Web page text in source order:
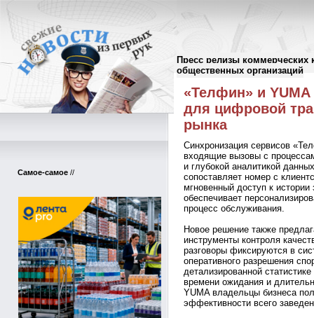
Пресс релизы коммерческих
общественных организаций
Самое-самое //
Пресс-релизы//
«Телфин» и
для цифровой
рынка
Синхронизация сервисов
входящие вызовы с
и глубокой аналитикой
сопоставляет номер с
мгновенный доступ к истории
обеспечивает
процесс обслуживания.
Новое решение также
инструменты контроля
разговоры фиксируются в
оперативного разрешения
детализированной
времени ожидания и
YUMA владельцы бизнеса
эффективности всего